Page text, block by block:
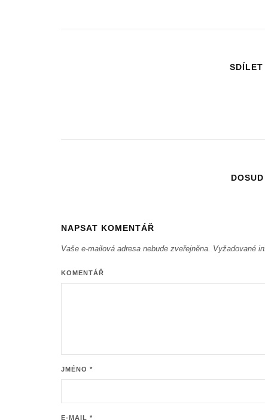
SDÍLET
NAPSAT KOMENTÁŘ
Vaše e-mailová adresa nebude zveřejněna. Vyžadované
KOMENTÁŘ
JMÉNO *
E-MAIL *